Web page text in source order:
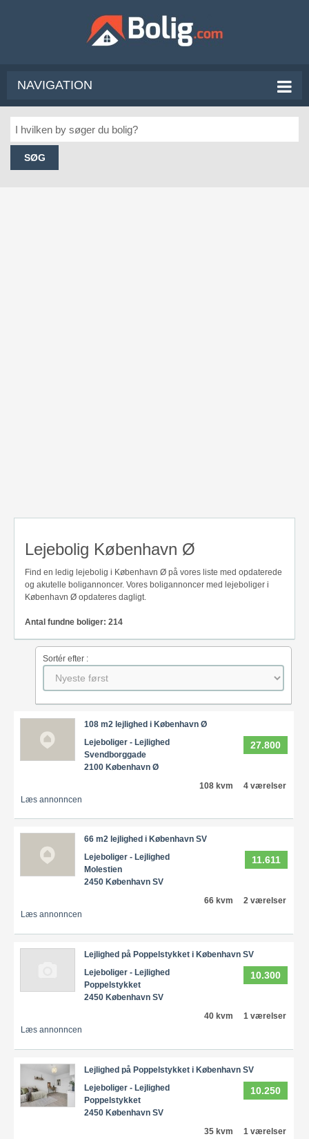
NAVIGATION
SØG
Lejebolig København Ø
Find en ledig lejebolig i København Ø på vores liste med opdaterede
og akutelle boligannoncer. Vores boligannoncer med lejeboliger i
København Ø opdateres dagligt.
Antal fundne boliger: 214
Sortér efter :
108 m2 lejlighed i København Ø
27.800
Lejeboliger - Lejlighed
Svendborggade
2100 København Ø
108 kvm
4 værelser
Læs annonncen
66 m2 lejlighed i København SV
11.611
Lejeboliger - Lejlighed
Molestien
2450 København SV
66 kvm
2 værelser
Læs annonncen
Lejlighed på Poppelstykket i København SV
10.300
Lejeboliger - Lejlighed
Poppelstykket
2450 København SV
40 kvm
1 værelser
Læs annonncen
Lejlighed på Poppelstykket i København SV
10.250
Lejeboliger - Lejlighed
Poppelstykket
2450 København SV
35 kvm
1 værelser